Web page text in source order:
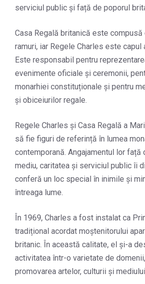
serviciul public și față de poporul
Casa Regală britanică este compusă
ramuri, iar Regele Charles este
Este responsabil pentru
evenimente oficiale și ceremonii,
monarhiei constituționale și pentru
și obiceiurilor regale.
Regele Charles și Casa Regală a
să fie figuri de referință în lumea
contemporană. Angajamentul lor față
mediu, caritatea și serviciul public îi
conferă un loc special în inimile și
întreaga lume.
În 1969, Charles a fost instalat ca
tradițional acordat moștenitorului
britanic. În această calitate, el și-a
activitatea într-o varietate de
promovarea artelor, culturii și